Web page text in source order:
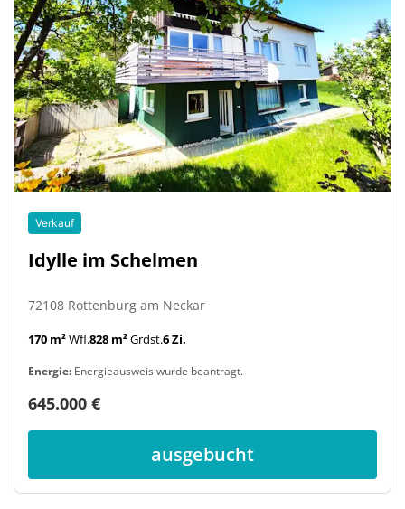
Verkauf
Idylle im Schelmen
72108 Rottenburg am Neckar
170 m²Wfl.828 m²Grdst.6 Zi.
Energie: Energieausweis wurde beantragt.
645.000 €
ausgebucht